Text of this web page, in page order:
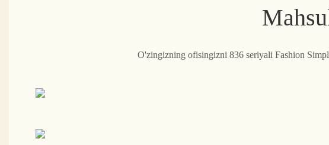
O'zingizning ofisingizni 836 seriyali Fashion